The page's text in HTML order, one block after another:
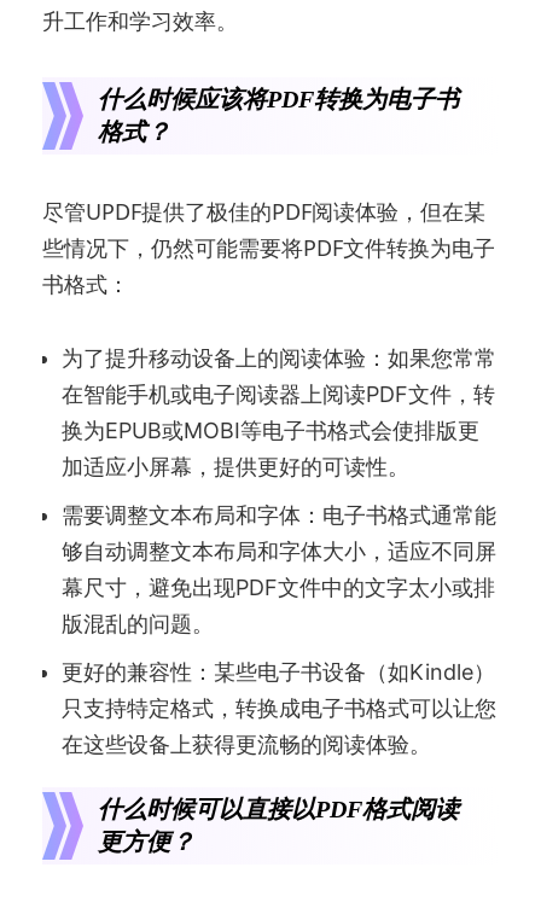
升工作和学习效率。
什么时候应该将PDF转换为电子书
格式？
尽管UPDF提供了极佳的PDF阅读体验，但在某
些情况下，仍然可能需要将PDF文件转换为电子
书格式：
为了提升移动设备上的阅读体验：如果您常常
在智能手机或电子阅读器上阅读PDF文件，转
换为EPUB或MOBI等电子书格式会使排版更
加适应小屏幕，提供更好的可读性。
需要调整文本布局和字体：电子书格式通常能
够自动调整文本布局和字体大小，适应不同屏
幕尺寸，避免出现PDF文件中的文字太小或排
版混乱的问题。
更好的兼容性：某些电子书设备（如Kindle）
只支持特定格式，转换成电子书格式可以让您
在这些设备上获得更流畅的阅读体验。
什么时候可以直接以PDF格式阅读
更方便？